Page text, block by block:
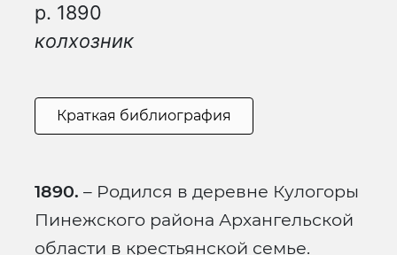
р. 1890
колхозник
Краткая библиография
1890. – Родился в деревне Кулогоры
Пинежского района Архангельской
области в крестьянской семье.